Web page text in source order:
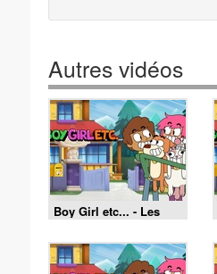
Autres vidéos
Boy Girl etc... - Les
Pros de l'impro